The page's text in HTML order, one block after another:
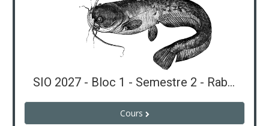
SIO 2027 - Bloc 1 - Semestre 2 - Rabier/Leroux
Cours